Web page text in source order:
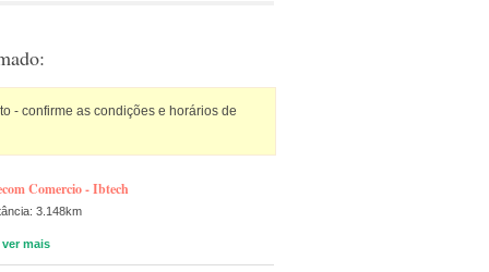
- confirme as condições e horários de
Comercio - Ibtech
3.148km
ver mais